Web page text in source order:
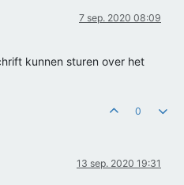
7 sep. 2020 08:09
kunnen sturen over het
0
13 sep. 2020 19:31